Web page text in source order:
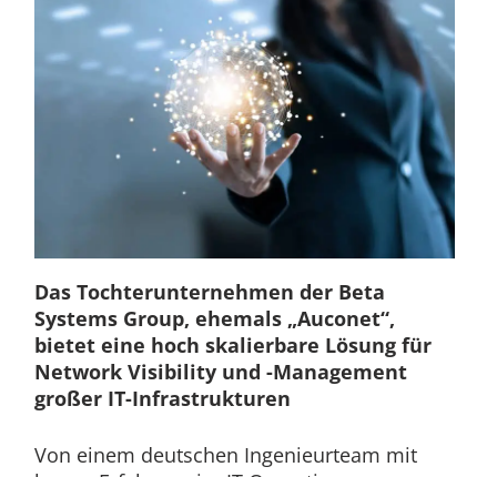
Das Tochterunternehmen der Beta
Systems Group, ehemals „Auconet“,
bietet eine hoch skalierbare Lösung für
Network Visibility und -Management
großer IT-Infrastrukturen
Von einem deutschen Ingenieurteam mit